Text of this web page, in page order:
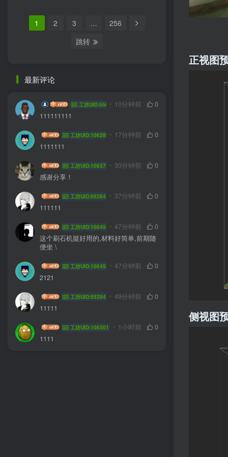
1 2 3 …
256
跳转
最新评论
audbe 工坊UID:55670 10分钟前
0
111111111
HYG sa 工坊UID:106289 17分钟前
0
1111111
Hanmo 工坊UID:106372 30分钟前
0
感谢分享！
吊袜带 工坊UID:99284 37分钟前
0
111111
z2535433656工坊UID:106458 47分钟前
0
这个刷石机挺好用的,材料好简单,前期随
便坐 \
ze0719 工坊UID:106453 47分钟前
0
2121
吊袜带 工坊UID:99284 49分钟前
0
11111
YngL 工坊UID:106301 1小时前
0
1111
正视图
侧视图